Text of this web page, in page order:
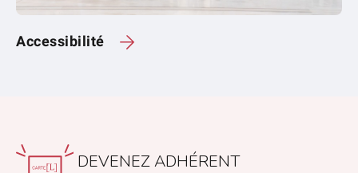
Accessibilité
DEVENEZ ADHÉRENT